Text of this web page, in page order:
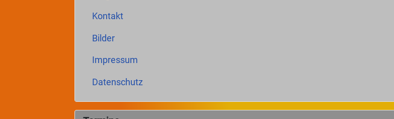
Kontakt
Bilder
Impressum
Datenschutz